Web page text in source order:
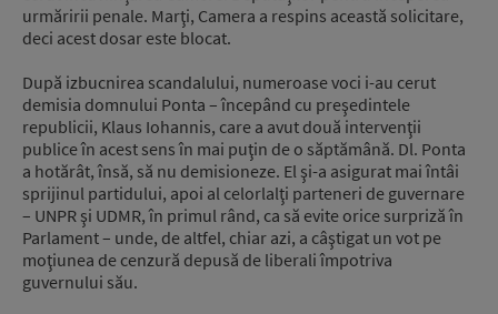
urmăririi penale. Marţi, Camera a respins această solicitare,
deci acest dosar este blocat.
După izbucnirea scandalului, numeroase voci i-au cerut
demisia domnului Ponta – începând cu preşedintele
republicii, Klaus Iohannis, care a avut două intervenţii
publice în acest sens în mai puţin de o săptămână. Dl. Ponta
a hotărât, însă, să nu demisioneze. El şi-a asigurat mai întâi
sprijinul partidului, apoi al celorlalţi parteneri de guvernare
– UNPR şi UDMR, în primul rând, ca să evite orice surpriză în
Parlament – unde, de altfel, chiar azi, a câştigat un vot pe
moţiunea de cenzură depusă de liberali împotriva
guvernului său.